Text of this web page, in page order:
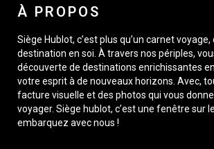
À PROPOS
Siège Hublot, c’est plus qu’un carnet voyage,
destination en soi. À travers nos périples,
découverte de destinations enrichissantes
votre esprit à de nouveaux horizons. Avec,
facture visuelle et des photos qui vous
voyager. Siège hublot, c’est une fenêtre sur
embarquez avec nous !